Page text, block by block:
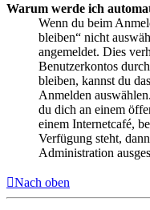
Warum werde ich
Wenn du beim
bleiben“ nicht
angemeldet. Dies
Benutzerkontos
bleiben, kannst du
Anmelden
du dich an einem
einem Internetcafé,
Verfügung steht,
Administration
Nach oben